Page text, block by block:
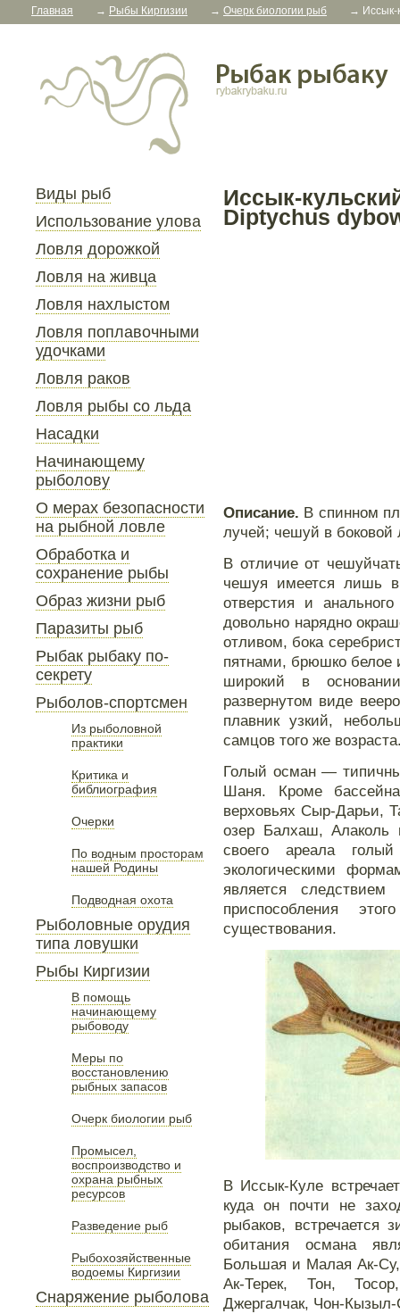
Главная → Рыбы Киргизии → Очерк биологии рыб →
Виды рыб
Использование улова
Ловля дорожкой
Ловля на живца
Ловля нахлыстом
Ловля поплавочными
удочками
Ловля раков
Ловля рыбы со льда
Насадки
Начинающему
рыболову
О мерах безопасности
на рыбной ловле
Обработка и
сохранение рыбы
Образ жизни рыб
Паразиты рыб
Рыбак рыбаку по-
секрету
Рыболов-спортсмен
Из рыболовной
практики
Критика и
библиография
Очерки
По водным просторам
нашей Родины
Подводная охота
Рыболовные орудия
типа ловушки
Рыбы Киргизии
В помощь
начинающему
рыбоводу
Меры по
восстановлению
рыбных запасов
Очерк биологии рыб
Промысел,
воспроизводство и
охрана рыбных
ресурсов
Разведение рыб
Рыбохозяйственные
водоемы Киргизии
Снаряжение рыболова
Иссык-
Diptychus
Описание. В спинном
лучей; чешуй в
В отличие от
чешуя имеется лишь в
отверстия и
довольно нарядно
отливом, бока
пятнами, брюшко белое
широкий в
развернутом виде
плавник узкий,
самцов того же
Голый осман —
Шаня. Кроме
верховьях Сыр-Дарьи,
озер Балхаш, Алаколь
своего ареала
экологическими
является
приспособления
существования.
В Иссык-Куле
куда он почти не
рыбаков,
обитания османа
Большая и Малая Ак-
Ак-Терек, Тон,
Джергалчак, Чон-